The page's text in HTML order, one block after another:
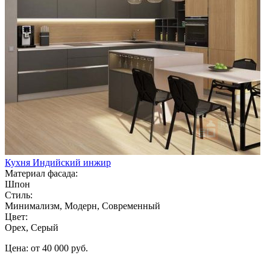
Кухня Индийский инжир
Материал фасада:
Шпон
Стиль:
Минимализм, Модерн, Современный
Цвет:
Орех, Серый
Цена: от 40 000 руб.